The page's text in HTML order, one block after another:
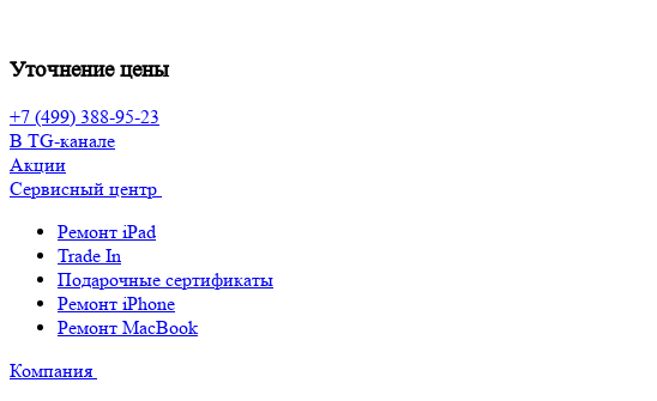
Уточнение цены
+7 (499) 388-95-23
В TG-канале
Акции
Сервисный центр
Ремонт iPad
Trade In
Подарочные сертификаты
Ремонт iPhone
Ремонт MacBook
Компания